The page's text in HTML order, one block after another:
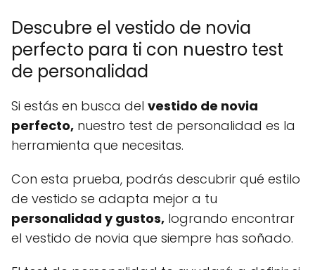
Descubre el vestido de novia
perfecto para ti con nuestro test
de personalidad
Si estás en busca del vestido de novia
perfecto, nuestro test de personalidad es la
herramienta que necesitas.
Con esta prueba, podrás descubrir qué estilo
de vestido se adapta mejor a tu
personalidad y gustos, logrando encontrar
el vestido de novia que siempre has soñado.